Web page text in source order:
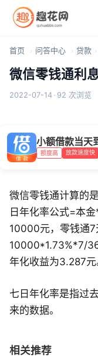
首页 问答中心 贷款
微信零钱通利
2022-07-14 · 92 次浏览
小额借款当天
额度高 放款速度快
微信零钱通计算的
日年化率公式=本
10000元，零钱通7
10000*1.73%*7/
年化收益为3.287元
七日年化率是指过
来的数据。
相关推荐